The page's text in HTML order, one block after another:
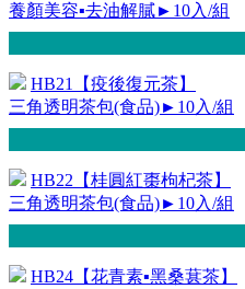
養顏美容▪去油解膩►10入/組
HB21【疫後復元茶】
三角透明茶包(食品)►10入/組
HB22【桂圓紅棗枸杞茶】
三角透明茶包(食品)►10入/組
HB24【花青素▪黑桑葚茶】